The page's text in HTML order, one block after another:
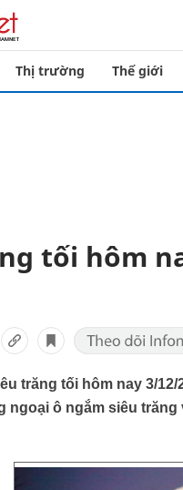
Thị trường Thế giới
tối hôm
trăng tối hôm nay 3/
ngoại ô ngắm siêu